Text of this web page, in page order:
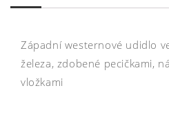
Západní westernové udidlo
železa, zdobené pecičkami,
vložkami